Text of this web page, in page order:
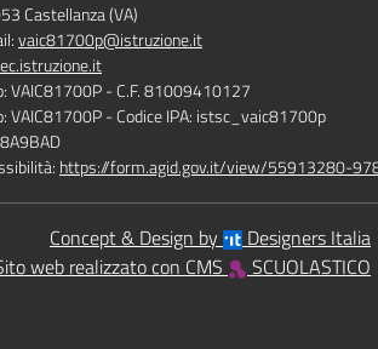
Castellanza (VA)
vaic81700p@istruzione.it
VAIC81700P- C.F. 81009410127
VAIC81700P- Codice IPA: istsc_vaic81700p
https://form.agid.gov.it/view/55913280-
Concept & Design by
Designers Italia
web realizzato con CMS
SCUOLASTICO